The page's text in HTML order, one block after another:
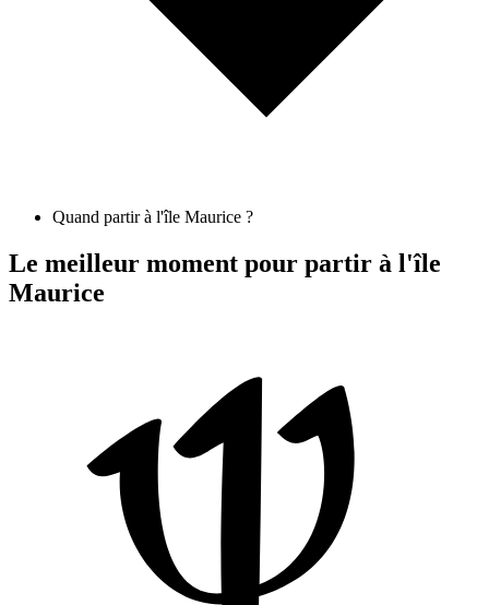
Quand partir à l'île Maurice ?
Le meilleur moment pour partir à l'île
Maurice